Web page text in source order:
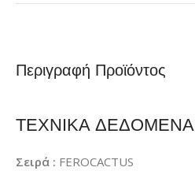
Περιγραφή Προϊόντος
ΤΕΧΝΙΚΑ ΔΕΔΟΜΕΝΑ
Σειρά : FEROCACTUS